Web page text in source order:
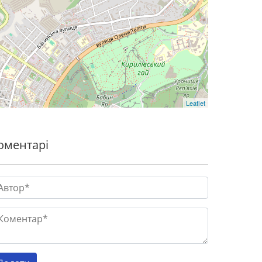
Leaflet